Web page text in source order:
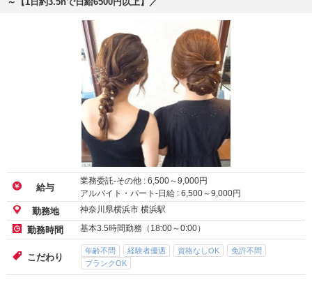
給与
業務委託-その他 : 6,500～9,000円
アルバイト・パート-日給 : 6,500～9,000円
勤務地 神奈川県横浜市 横浜駅
勤務時間 基本3.5時間勤務（18:00～0:00）
こだわり
年齢不問 経験者優遇 資格なしOK
免許不問
ブランクOK